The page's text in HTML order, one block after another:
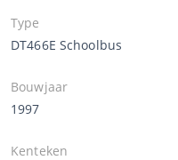
Type
DT466E Schoolbus
Bouwjaar
1997
Kenteken